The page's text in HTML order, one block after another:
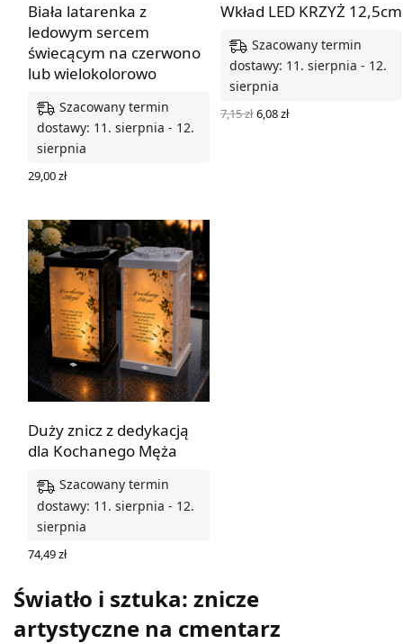
Biała latarenka z
ledowym sercem
świecącym na czerwono
lub wielokolorowo
Szacowany termin
dostawy: 11. sierpnia - 12.
sierpnia
29,00zł
Wkład LED KRZYŻ 12,5cm
Szacowany termin
dostawy: 11. sierpnia - 12.
sierpnia
7,15zł Pierwotna
cena
6,08złAktualna
Duży znicz z dedykacją
dla Kochanego Męża
Szacowany termin
dostawy: 11. sierpnia - 12.
sierpnia
74,49zł
Światło i sztuka: znicze
artystyczne na cmentarz